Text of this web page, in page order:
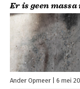
Er is geen
Ander Opmeer 6 mei